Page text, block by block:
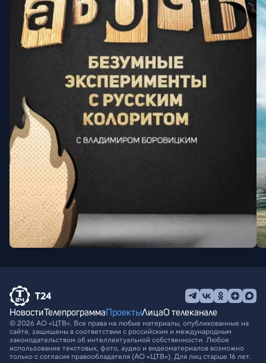
НовостиТелепрограммаПроектыЛицаО телеканале
© 2026 АО «ЦТВ». Все права на любые материалы, опубликованные на
сайте, защищены в соответствии с российским и международным
законодательством об интеллектуальной собственности. Любое
использование текстовых, фото, аудио и видеоматериалов возможно
только с согласия правообладателя (АО «ЦТВ»). Для лиц старше 16 лет.